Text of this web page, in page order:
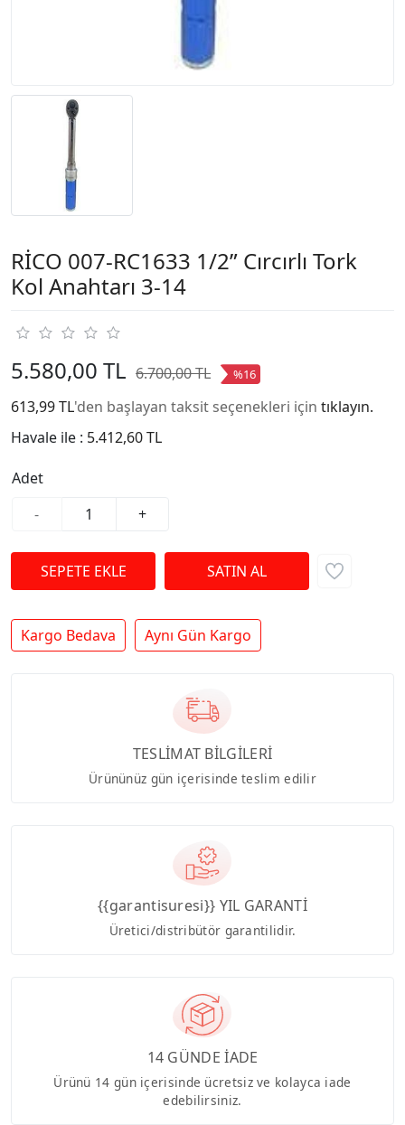
RİCO 007-RC1633 1/2” Cırcırlı Tork
Kol Anahtarı 3-14
5.580,00 TL 6.700,00 TL %16
613,99 TL'den başlayan taksit seçenekleri için tıklayın.
Havale ile : 5.412,60 TL
Adet
-
+
Kargo Bedava Aynı Gün Kargo
TESLİMAT BİLGİLERİ
Ürününüz gün içerisinde teslim edilir
{{garantisuresi}} YIL GARANTİ
Üretici/distribütör garantilidir.
14 GÜNDE İADE
Ürünü 14 gün içerisinde ücretsiz ve kolayca iade
edebilirsiniz.